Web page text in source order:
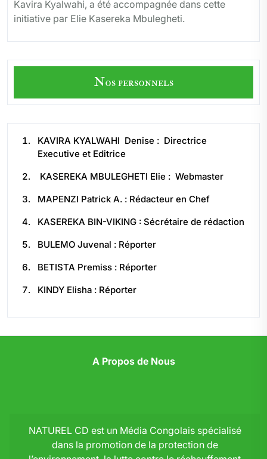
Kavira Kyalwahi, a été accompagnée dans cette
initiative par Elie Kasereka Mbulegheti.
Nos personnels
KAVIRA KYALWAHI Denise : Directrice
Executive et Editrice
KASEREKA MBULEGHETI Elie : Webmaster
MAPENZI Patrick A. : Rédacteur en Chef
KASEREKA BIN-VIKING : Sécrétaire de rédaction
BULEMO Juvenal : Réporter
BETISTA Premiss : Réporter
KINDY Elisha : Réporter
A Propos de Nous
NATUREL CD est un Média Congolais spécialisé
dans la promotion de la protection de